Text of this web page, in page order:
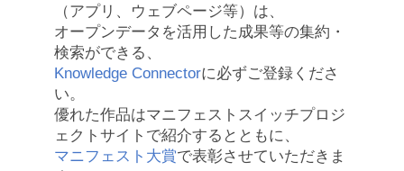
（アプリ、ウェブページ等）は、
オープンデータを活用した成果等の集約・
検索ができる、
Knowledge Connectorに必ずご登録くださ
い。
優れた作品はマニフェストスイッチプロジ
ェクトサイトで紹介するとともに、
マニフェスト大賞で表彰させていただきま